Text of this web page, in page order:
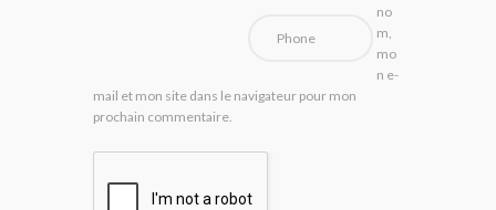
no
m,
mo
n e-
mail et mon site dans le navigateur pour mon
prochain commentaire.